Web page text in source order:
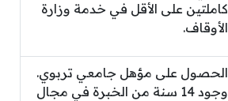
كاملتين على الأقل في خدمة وزارة
الأوقاف.
الحصول على مؤهل جامعي تربوي.
وجود 14 سنة من الخبرة في مجال